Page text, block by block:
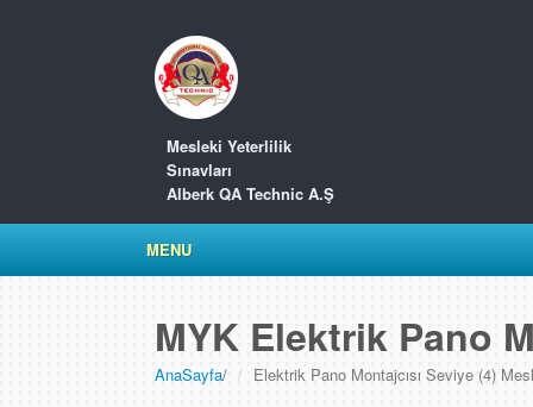
Mesleki Yeterlilik
Sınavları
Alberk QA Technic A.Ş
MENU
MYK Elektrik Pano
AnaSayfa/ Elektrik Pano Montajcısı Seviye (4)